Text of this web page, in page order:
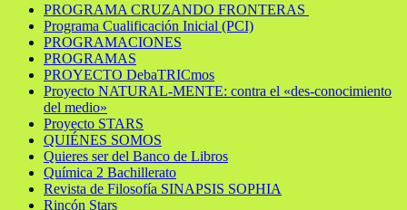
PROGRAMA CRUZANDO FRONTERAS
Programa Cualificación Inicial (PCI)
PROGRAMACIONES
PROGRAMAS
PROYECTO DebaTRICmos
Proyecto NATURAL-MENTE: contra el «des-conocimiento
del medio»
Proyecto STARS
QUIÉNES SOMOS
Quieres ser del Banco de Libros
Química 2 Bachillerato
Revista de Filosofía SINAPSIS SOPHIA
Rincón Stars